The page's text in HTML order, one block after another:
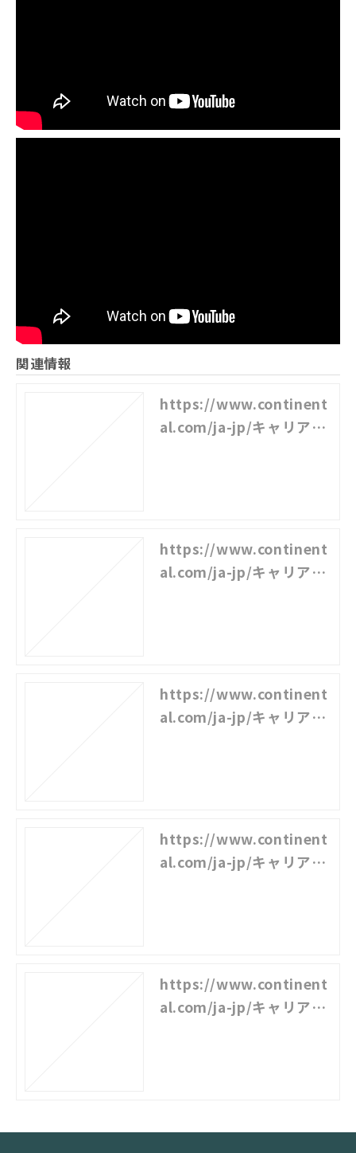
関連情報
https://www.continent
al.com/ja-jp/キャリア/
https://www.continent
al.com/ja-jp/キャリア/
https://www.continent
al.com/ja-jp/キャリア/
https://www.continent
al.com/ja-jp/キャリア/
https://www.continent
al.com/ja-jp/キャリア/